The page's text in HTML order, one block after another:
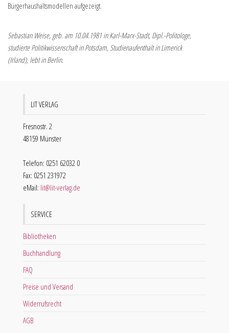
Bürgerhaushaltsmodellen aufgezeigt.
Sebastian Weise, geb. am 10.04.1981 in Karl-Marx-Stadt, Dipl.-Politologe,
studierte Politikwissenschaft in Potsdam, Studienaufenthalt in Limerick
(Irland), lebt in Berlin.
LIT VERLAG
Fresnostr. 2
48159 Münster
Telefon: 0251 62032 0
Fax: 0251 231972
eMail: lit@lit-verlag.de
SERVICE
Bibliotheken
Buchhandlung
FAQ
Preise und Versand
Widerrufsrecht
AGB